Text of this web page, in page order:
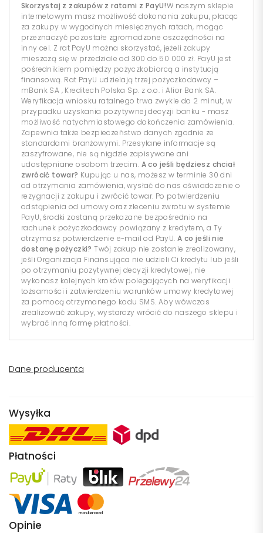
Skorzystaj z zakupów z ratami z PayU!W naszym sklepie
internetowym masz możliwość dokonania zakupu, płacąc
za zakupy w wygodnych miesięcznych ratach, mogąc
przeznaczyć pozostałe zgromadzone oszczędności na
inny cel. Z rat PayU można skorzystać, jeżeli zakupy
mieszczą się w przedziale od 300 do 50 000 zł. PayU jest
pośrednikiem pomiędzy pożyczkobiorcą a instytucją
finansową. Rat PayU udzielają trzej pożyczkodawcy –
mBank SA , Kreditech Polska Sp. z o.o. i Alior Bank SA.
Weryfikacja wniosku ratalnego trwa zwykle do 2 minut, w
przypadku uzyskania pozytywnej decyzji banku - masz
możliwość natychmiastowego dokończenia zamówienia.
Zapewnia także bezpieczeństwo danych zgodnie ze
standardami branżowymi. Przesyłane informacje są
zaszyfrowane, nie są nigdzie zapisywane ani
udostępniane osobom trzecim. A co jeśli będziesz chciał
zwrócić towar? Kupując u nas, możesz w terminie 30 dni
od otrzymania zamówienia, wysłać do nas oświadczenie o
rezygnacji z zakupu i zwrócić towar. Po potwierdzeniu
odstąpienia od umowy oraz zleceniu zwrotu w systemie
PayU, środki zostaną przekazane bezpośrednio na
rachunek pożyczkodawcy powiązany z kredytem, a Ty
otrzymasz potwierdzenie e-mail od PayU. A co jeśli nie
dostanę pożyczki? Twój zakup nie zostanie zrealizowany,
jeśli Organizacja Finansująca nie udzieli Ci kredytu lub jeśli
po otrzymaniu pozytywnej decyzji kredytowej, nie
wykonasz kolejnych kroków polegających na weryfikacji
tożsamości i zatwierdzeniu warunków umowy kredytowej
za pomocą otrzymanego kodu SMS. Aby wówczas
zrealizować zakupy, wystarczy wrócić do naszego sklepu i
wybrać inną formę płatności.
Dane producenta
Wysyłka
Płatności
Opinie